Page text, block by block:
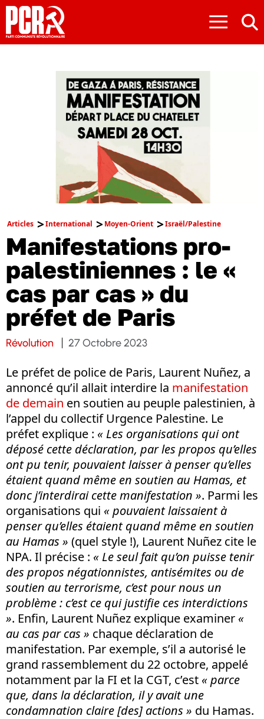
≡
Articles International Moyen-Orient Israël/Palestine
Manifestations pro-
palestiniennes : le «
cas par cas » du
préfet de Paris
Révolution 27 Octobre 2023
Le préfet de police de Paris, Laurent Nuñez, a
annoncé qu’il allait interdire la manifestation
de demain en soutien au peuple palestinien, à
l’appel du collectif Urgence Palestine. Le
préfet explique : « Les organisations qui ont
déposé cette déclaration, par les propos qu’elles
ont pu tenir, pouvaient laisser à penser qu’elles
étaient quand même en soutien au Hamas, et
donc j’interdirai cette manifestation ». Parmi les
organisations qui « pouvaient laissaient à
penser qu’elles étaient quand même en soutien
au Hamas » (quel style !), Laurent Nuñez cite le
NPA. Il précise : « Le seul fait qu’on puisse tenir
des propos négationnistes, antisémites ou de
soutien au terrorisme, c’est pour nous un
problème : c’est ce qui justifie ces interdictions
». Enfin, Laurent Nuñez explique examiner «
au cas par cas » chaque déclaration de
manifestation. Par exemple, s’il a autorisé le
grand rassemblement du 22 octobre, appelé
notamment par la FI et la CGT, c’est « parce
que, dans la déclaration, il y avait une
condamnation claire [des] actions » du Hamas.